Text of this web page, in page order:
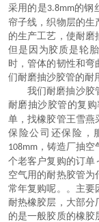
采用的是3.8mm的钢
帘子线，织物层的生
的生产工艺，使耐磨
但是因为胶质是轮
时，管体的韧性和弯
们 耐磨抽沙胶管的耐
我们耐磨抽沙胶
耐磨抽沙胶管的复购
单，找橡胶管王雪燕
保险公司还保险，
108mm ，铸造厂抽
个老客户复购的订单
空气用的耐热胶管为
常年复购呢。。主要
耐热橡胶层，大部分
的是一般胶质的橡胶